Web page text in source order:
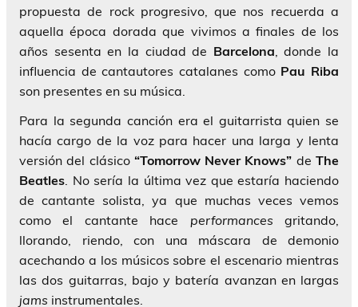
propuesta de rock progresivo, que nos recuerda a
aquella época dorada que vivimos a finales de los
años sesenta en la ciudad de Barcelona , donde la
influencia de cantautores catalanes como Pau Riba
son presentes en su música.
Para la segunda canción era el guitarrista quien se
hacía cargo de la voz para hacer una larga y lenta
versión del clásico “Tomorrow Never Knows” deThe
Beatles . No sería la última vez que estaría haciendo
de cantante solista, ya que muchas veces vemos
como el cantante hace performances gritando,
llorando, riendo, con una máscara de demonio
acechando a los músicos sobre el escenario mientras
las dos guitarras, bajo y batería avanzan en largas
jams instrumentales.